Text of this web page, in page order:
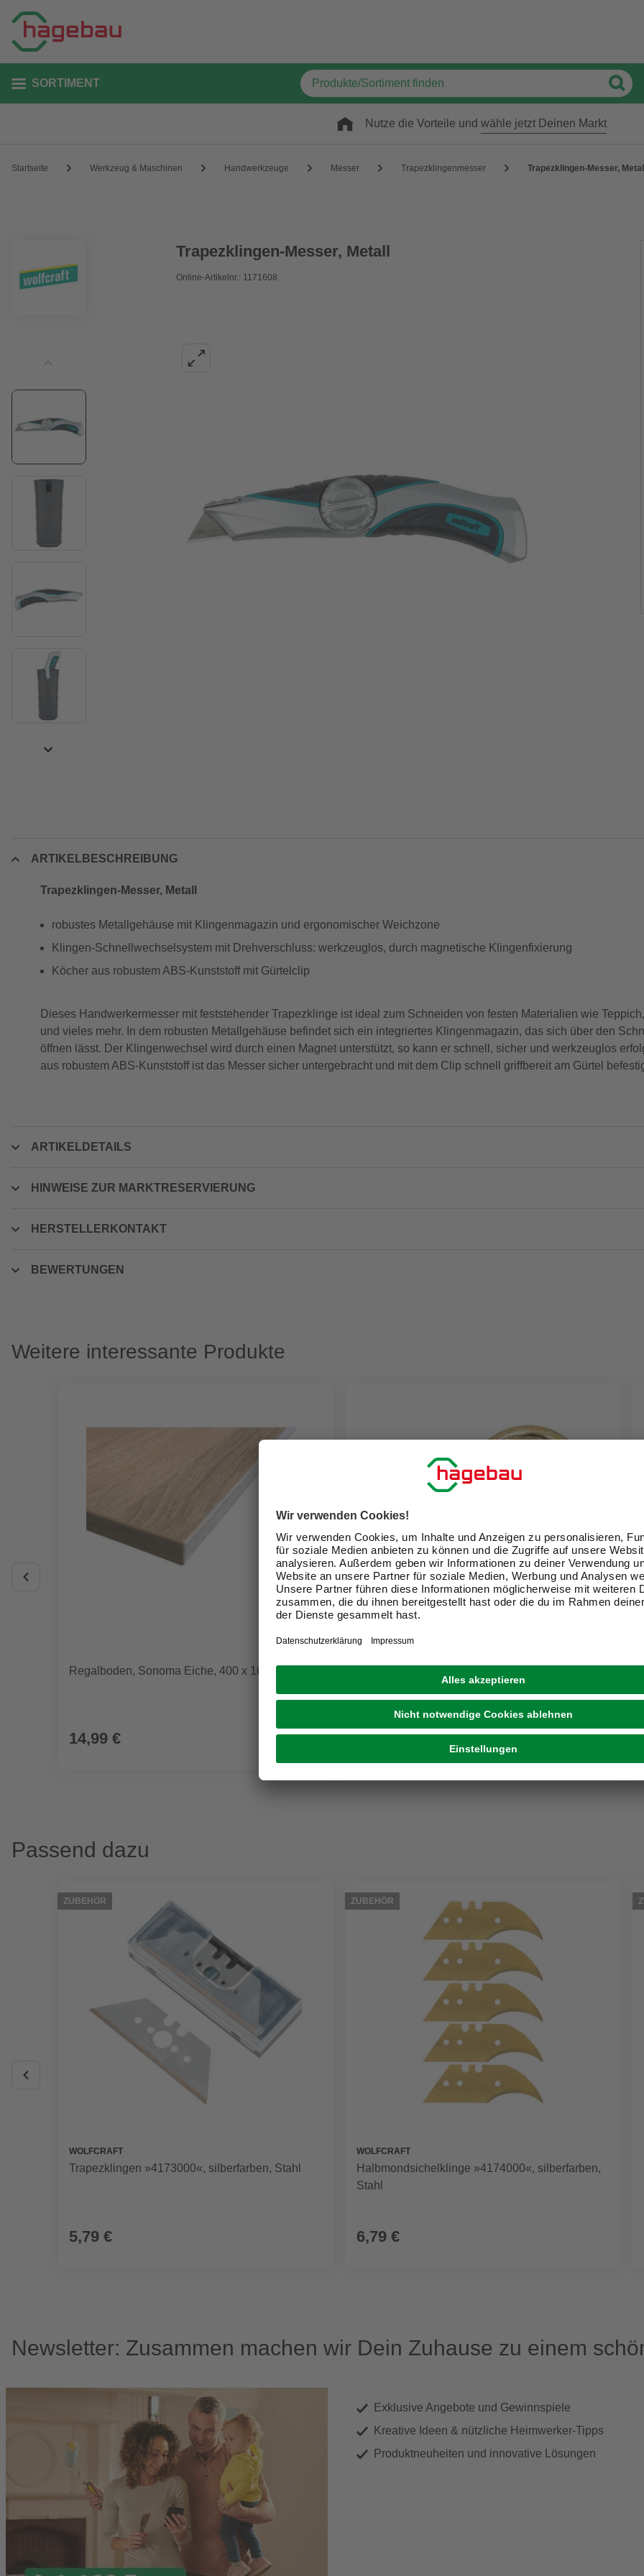
SORTIMENT
Nutze die Vorteile und wähle jetzt Deinen Markt
Startseite Werkzeug & Maschinen Handwerkzeuge Messer Trapezklingenmesser Trapezklingen-Messer, Metall
Trapezklingen-Messer, Metall
Online-Artikelnr.: 1171608
ARTIKELBESCHREIBUNG
Trapezklingen-Messer, Metall
robustes Metallgehäuse mit Klingenmagazin und ergonomischer Weichzone
Klingen-Schnellwechselsystem mit Drehverschluss: werkzeuglos, durch magnetische Klingenfixierung
Köcher aus robustem ABS-Kunststoff mit Gürtelclip
Dieses Handwerkermesser mit feststehender Trapezklinge ist ideal zum Schneiden von festen Materialien wie
und vieles mehr. In dem robusten Metallgehäuse befindet sich ein integriertes Klingenmagazin, das sich über den
öffnen lässt. Der Klingenwechsel wird durch einen Magnet unterstützt, so kann er schnell, sicher und werkzeuglos
aus robustem ABS-Kunststoff ist das Messer sicher untergebracht und mit dem Clip schnell griffbereit am Gürtel
ARTIKELDETAILS
HINWEISE ZUR MARKTRESERVIERUNG
HERSTELLERKONTAKT
BEWERTUNGEN
Weitere interessante Produkte
Regalboden, Sonoma Eiche, 400 x 16 x 1200 mm
14,99 € 5,29 €
Passend dazu
ZUBEHÖR
WOLFCRAFT
Trapezklingen »4173000«, silberfarben, Stahl
5,79 €
ZUBEHÖR
WOLFCRAFT
Halbmondsichelklinge »4174000«, silberfarben,
Stahl
6,79 €
Newsletter: Zusammen machen wir Dein Zuhause zu einem
Exklusive Angebote und Gewinnspiele
Kreative Ideen & nützliche Heimwerker-Tipps
Produktneuheiten und innovative Lösungen